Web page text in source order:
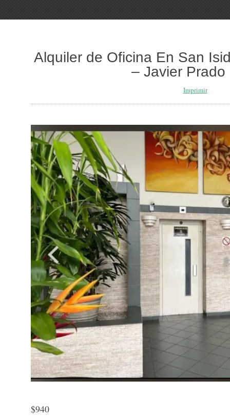
Alquiler de Oficina En San
– Javier Prado
Imprimir
$940